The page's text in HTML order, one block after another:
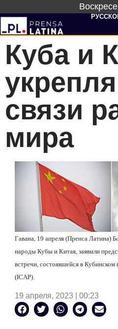
Куба и
связи
мира
Гавана, 19 апреля (Пренса Латина)
народы Кубы и Китая, заявили
встречи, состоявшейся в
(ICAP).
19 апреля, 2023 | 00:23